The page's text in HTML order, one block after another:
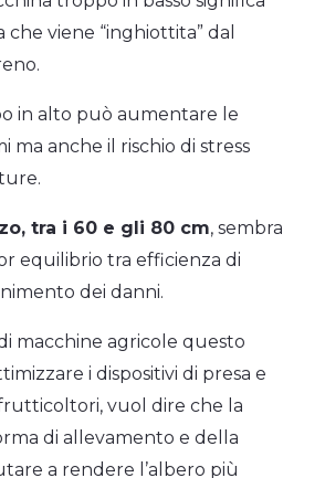
viene “inghiottita” dal
in alto può aumentare le
ma anche il rischio di stress
tra i 60 e gli 80 cm, sembra
equilibrio tra efficienza di
dei danni.
macchine agricole questo
i dispositivi di presa e
vuol dire che la
di allevamento e della
a rendere l’albero più